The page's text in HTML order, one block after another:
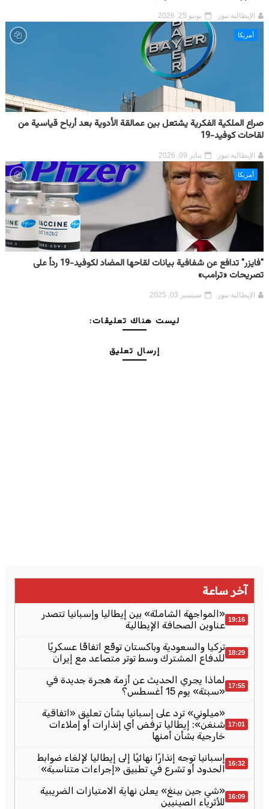
الإيطالية نيوز يونيو 25, 2026
أمريكا
صراع الملكية الفكرية يشتعل بين عمالقة الأدوية بعد أرباح قياسية من
لقاحات كوفيد-19
الإيطالية نيوز يناير 09, 2026
أمريكا
"فايزر" تدافع عن شفافية بيانات لقاحها المضاد لكوفيد-19 رداً على
تصريحات «ترامب»
الإيطالية نيوز سبتمبر 03, 2025
ليست هناك تعليقات:
إرسال تعليق
آخر ساعة
19:16 «المواجهة الشاملة» بين إيطاليا وإسبانيا تتصدر
عناوين الصحافة الإيطالية
18:29 تركيا والسعودية وباكستان توقّع اتفاقًا عسكريًا
للدفاع المشترك وسط توتر متصاعد مع إيران
17:55 لماذا يجري الحديث عن أزمة هجرة جديدة في
«سبتة» يوم 15 أغسطس؟
17:01
«ميلوني» ترد على إسبانيا بشأن تعليق «اتفاقية
شنغن»: إيطاليا ترفض أي إنذارات أو إملاءات
خارجية بشأن أمنها
16:32 إسبانيا توجه إنذارًا نهائيًا إلى إيطاليا لإلغاء ضوابط
الحدود أو تشرع في تطبيق «إجراءات متناسبة»
16:09 «شي جين بينغ» يعلن نهاية الامتيازات الضريبية
للأثرياء الصينيين